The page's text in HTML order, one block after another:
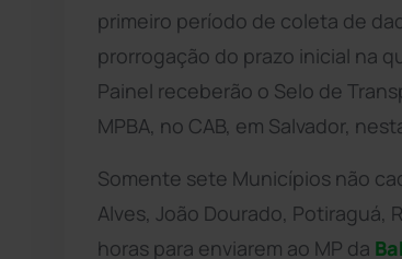
primeiro período de coleta de
prorrogação do prazo inicial na
Painel receberão o Selo de
MPBA, no CAB, em Salvador,
Somente sete Municípios não
Alves, João Dourado, Potiraguá,
horas para enviarem ao MP da